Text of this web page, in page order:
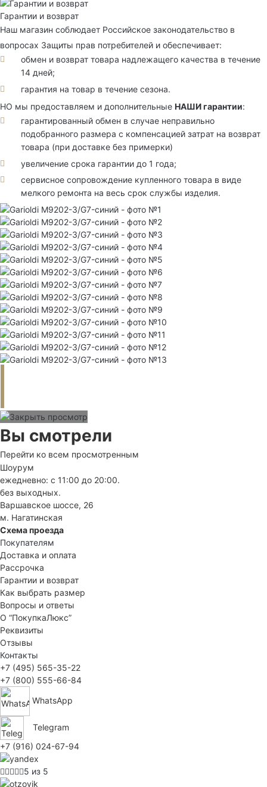
Гарантии и возврат
Наш магазин соблюдает Российское законодательство в
вопросах Защиты прав потребителей и обеспечивает:
обмен и возврат товара надлежащего качества в течение
14 дней;
гарантия на товар в течение сезона.
НО мы предоставляем и дополнительные НАШИ гарантии:
гарантированный обмен в случае неправильно
подобранного размера с компенсацией затрат на возврат
товара (при доставке без примерки)
увеличение срока гарантии до 1 года;
сервисное сопровождение купленного товара в виде
мелкого ремонта на весь срок службы изделия.
Вы смотрели
Перейти ко всем просмотренным
Шоурум
ежедневно: с 11:00 до 20:00.
без выходных.
Варшавское шоссе, 26
м. Нагатинская
Схема проезда
Покупателям
Доставка и оплата
Рассрочка
Гарантии и возврат
Как выбрать размер
Вопросы и ответы
О “ПокупкаЛюкс”
Реквизиты
Отзывы
Контакты
+7 (495) 565-35-22
+7 (800) 555-66-84
WhatsApp
Telegram
+7 (916) 024-67-94
5 из 5